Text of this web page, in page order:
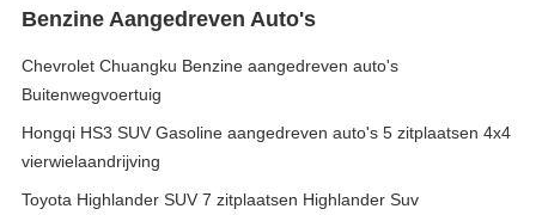
Benzine Aangedreven Auto's
Chevrolet Chuangku Benzine aangedreven auto's
Buitenwegvoertuig
Hongqi HS3 SUV Gasoline aangedreven auto's 5 zitplaatsen 4x4
vierwielaandrijving
Toyota Highlander SUV 7 zitplaatsen Highlander Suv